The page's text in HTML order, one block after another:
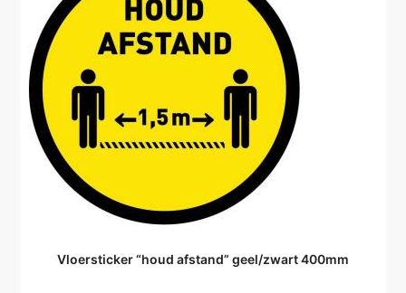
Vloersticker “houd afstand” geel/zwart 400mm